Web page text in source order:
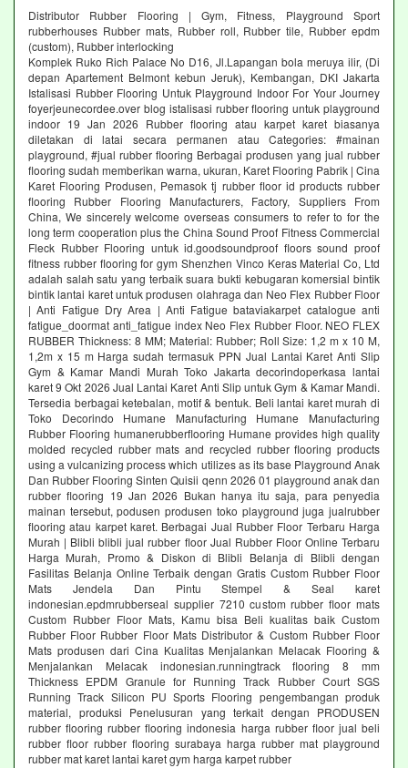
Distributor Rubber Flooring | Gym, Fitness, Playground Sport
rubberhouses Rubber mats, Rubber roll, Rubber tile, Rubber epdm
(custom), Rubber interlocking
Komplek Ruko Rich Palace No D16, Jl.Lapangan bola meruya ilir, (Di
depan Apartement Belmont kebun Jeruk), Kembangan, DKI Jakarta
Istalisasi Rubber Flooring Untuk Playground Indoor For Your Journey
foyerjeunecordee.over blog istalisasi rubber flooring untuk playground
indoor 19 Jan 2026 Rubber flooring atau karpet karet biasanya
diletakan di latai secara permanen atau Categories: #mainan
playground, #jual rubber flooring Berbagai produsen yang jual rubber
flooring sudah memberikan warna, ukuran, Karet Flooring Pabrik | Cina
Karet Flooring Produsen, Pemasok tj rubber floor id products rubber
flooring Rubber Flooring Manufacturers, Factory, Suppliers From
China, We sincerely welcome overseas consumers to refer to for the
long term cooperation plus the China Sound Proof Fitness Commercial
Fleck Rubber Flooring untuk id.goodsoundproof floors sound proof
fitness rubber flooring for gym Shenzhen Vinco Keras Material Co, Ltd
adalah salah satu yang terbaik suara bukti kebugaran komersial bintik
bintik lantai karet untuk produsen olahraga dan Neo Flex Rubber Floor
| Anti Fatigue Dry Area | Anti Fatigue bataviakarpet catalogue anti
fatigue_doormat anti_fatigue index Neo Flex Rubber Floor. NEO FLEX
RUBBER Thickness: 8 MM; Material: Rubber; Roll Size: 1,2 m x 10 M,
1,2m x 15 m Harga sudah termasuk PPN Jual Lantai Karet Anti Slip
Gym & Kamar Mandi Murah Toko Jakarta decorindoperkasa lantai
karet 9 Okt 2026 Jual Lantai Karet Anti Slip untuk Gym & Kamar Mandi.
Tersedia berbagai ketebalan, motif & bentuk. Beli lantai karet murah di
Toko Decorindo Humane Manufacturing Humane Manufacturing
Rubber Flooring humanerubberflooring Humane provides high quality
molded recycled rubber mats and recycled rubber flooring products
using a vulcanizing process which utilizes as its base Playground Anak
Dan Rubber Flooring Sinten Quisii qenn 2026 01 playground anak dan
rubber flooring 19 Jan 2026 Bukan hanya itu saja, para penyedia
mainan tersebut, podusen produsen toko playground juga jualrubber
flooring atau karpet karet. Berbagai Jual Rubber Floor Terbaru Harga
Murah | Blibli blibli jual rubber floor Jual Rubber Floor Online Terbaru
Harga Murah, Promo & Diskon di Blibli Belanja di Blibli dengan
Fasilitas Belanja Online Terbaik dengan Gratis Custom Rubber Floor
Mats Jendela Dan Pintu Stempel & Seal karet
indonesian.epdmrubberseal supplier 7210 custom rubber floor mats
Custom Rubber Floor Mats, Kamu bisa Beli kualitas baik Custom
Rubber Floor Rubber Floor Mats Distributor & Custom Rubber Floor
Mats produsen dari Cina Kualitas Menjalankan Melacak Flooring &
Menjalankan Melacak indonesian.runningtrack flooring 8 mm
Thickness EPDM Granule for Running Track Rubber Court SGS
Running Track Silicon PU Sports Flooring pengembangan produk
material, produksi Penelusuran yang terkait dengan PRODUSEN
rubber flooring rubber flooring indonesia harga rubber floor jual beli
rubber floor rubber flooring surabaya harga rubber mat playground
rubber mat karet lantai karet gym harga karpet rubber